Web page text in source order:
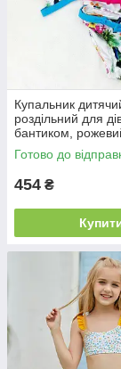
Купальник
роздільний для
бантиком,
Готово до
454 ₴